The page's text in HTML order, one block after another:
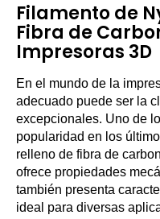
Filamento de
Fibra de
Impresoras 3D
En el mundo de la
adecuado puede ser la
excepcionales. Uno de
popularidad en los
relleno de fibra de
ofrece propiedades
también presenta
ideal para diversas